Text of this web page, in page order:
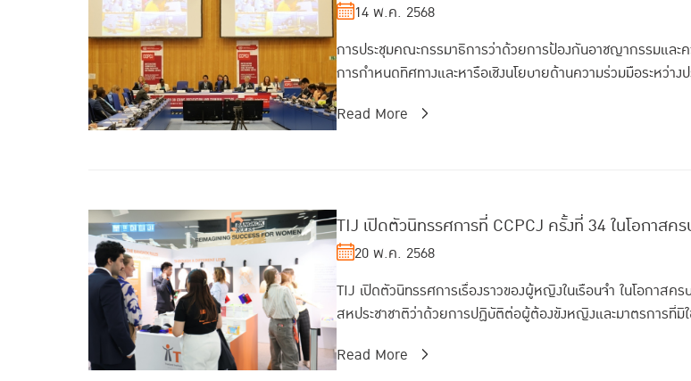
14 พ.ค. 2568
การประชุมคณะกรรมาธิการว่าด้วยการป้องกันอาชญากรรมและ
การกำหนดทิศทางและหารือเชิงนโยบายด้านความร่วมมือระหว่า
Read More
TIJ เปิดตัวนิทรรศการที่ CCPCJ ครั้งที่ 34 ในโอกาส
20 พ.ค. 2568
TIJ เปิดตัวนิทรรศการเรื่องราวของผู้หญิงในเรือนจำ ในโอ
สหประชาชาติว่าด้วยการปฏิบัติต่อผู้ต้องขังหญิงและมาตรการที่มิ
Read More